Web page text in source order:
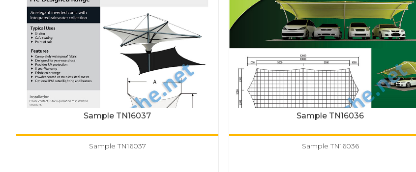
Sample TN16037
Sample TN16037
Sample TN16036
Sample TN16036